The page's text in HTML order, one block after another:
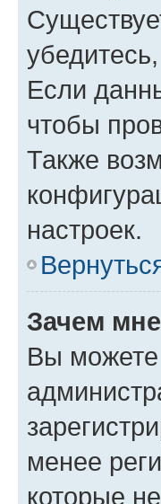
Если
чтобы
Также
настроек.
Зачем
Вы можете
менее
которые